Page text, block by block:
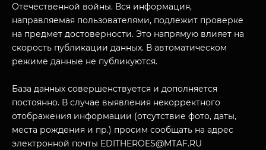
МУЗЕЙНЫЙ КОМПЛЕКС
О НАС
НАЗАД
Отечественной войны. Вся информация,
направляемая пользователями, подлежит проверке
на предмет достоверности. Это напрямую влияет на
скорость публикации данных. В автоматическом
режиме данные не публикуются.
База данных совершенствуется и дополняется
постоянно. В случае выявления некорректного
отображения информации (отсутствие фото, даты,
места рождения и пр.) просим сообщать на адрес
электронной почты EDITHEROES@MTAF.RU